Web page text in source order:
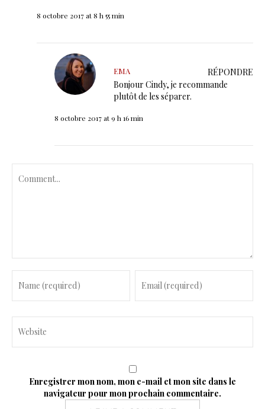
8 octobre 2017 at 8 h 55 min
EMA
RÉPONDRE
Bonjour Cindy, je recommande
plutôt de les séparer.
8 octobre 2017 at 9 h 16 min
Enregistrer mon nom, mon e-mail et mon site dans le
navigateur pour mon prochain commentaire.